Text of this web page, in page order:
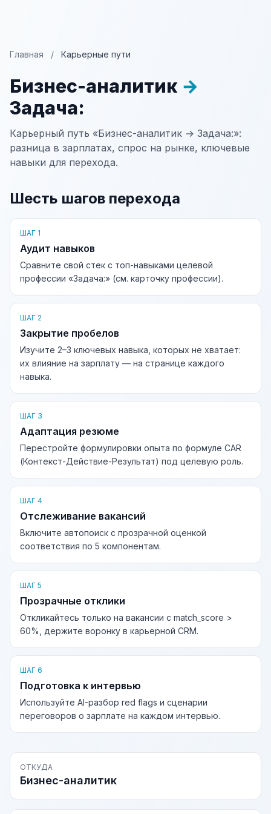
Главная / Карьерные пути
Бизнес-аналитик →
Задача:
Карьерный путь «Бизнес-аналитик → Задача:»:
разница в зарплатах, спрос на рынке, ключевые
навыки для перехода.
Шесть шагов перехода
ШАГ 1
Аудит навыков
Сравните свой стек с топ-навыками целевой
профессии «Задача:» (см. карточку профессии).
ШАГ 2
Закрытие пробелов
Изучите 2–3 ключевых навыка, которых не хватает:
их влияние на зарплату — на странице каждого
навыка.
ШАГ 3
Адаптация резюме
Перестройте формулировки опыта по формуле CAR
(Контекст-Действие-Результат) под целевую роль.
ШАГ 4
Отслеживание вакансий
Включите автопоиск с прозрачной оценкой
соответствия по 5 компонентам.
ШАГ 5
Прозрачные отклики
Откликайтесь только на вакансии с match_score >
60%, держите воронку в карьерной CRM.
ШАГ 6
Подготовка к интервью
Используйте AI-разбор red flags и сценарии
переговоров о зарплате на каждом интервью.
ОТКУДА
Бизнес-аналитик